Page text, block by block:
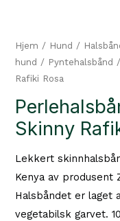
Hjem / Hund /
hund / Pyntehalsbånd
Rafiki Rosa
Skinny
Lekkert
Kenya av produsent
Halsbåndet er laget
vegetabilsk garvet.